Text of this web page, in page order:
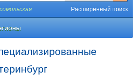
Расширенный поиск